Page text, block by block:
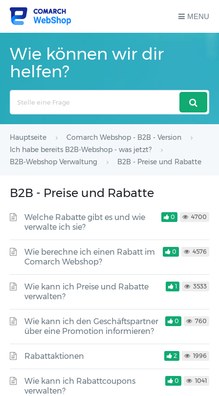
MENU
Wie können wir dir
helfen?
Hauptseite
Comarch Webshop - B2B - Version
Ich habe bereits B2B-Webshop - was jetzt?
B2B-Webshop Verwaltung
B2B - Preise und Rabatte
B2B - Preise und Rabatte
Welche Rabatte gibt es und wie
verwalte ich sie?
0 4700
Wie berechne ich einen Rabatt im
Comarch Webshop?
0 4576
Wie kann ich Preise und Rabatte
verwalten?
1 3533
Wie kann ich den Geschäftspartner
über eine Promotion informieren?
0 760
Rabattaktionen 2 1996
Wie kann ich Rabattcoupons
verwalten?
0 1041